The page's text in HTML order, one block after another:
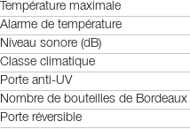
Température maximale
Alarme de température
Niveau sonore (dB)
Classe climatique
Porte anti-UV
Nombre de bouteilles de Bordeaux
Porte réversible